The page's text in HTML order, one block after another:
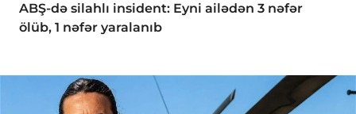
ABŞ-də silahlı insident: Eyni ailədən 3 nəfər
ölüb, 1 nəfər yaralanıb